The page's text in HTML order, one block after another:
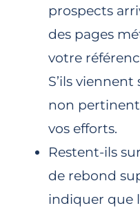
prospects
des pages
votre
S’ils
non
vos efforts.
Restent-ils
de rebond
indiquer que